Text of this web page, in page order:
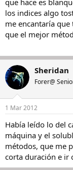
que hace es
los indices algo
me encantaría
que el mejor
Sheridan
Forer@
1 Mar 2012
Había leído lo del
máquina y el
métodos, que me
corta duración e ir